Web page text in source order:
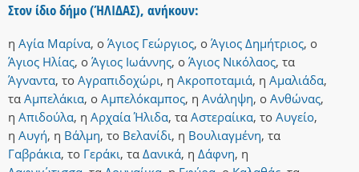
Στον ίδιο δήμο (ΉΛΙΔΑΣ), ανήκουν:
η Αγία Μαρίνα, ο Άγιος Γεώργιος, ο Άγιος Δημήτριος, ο
Άγιος Ηλίας, ο Άγιος Ιωάννης, ο Άγιος Νικόλαος, τα
Άγναντα, το Αγραπιδοχώρι, η Ακροποταμιά, η Αμαλιάδα,
τα Αμπελάκια, ο Αμπελόκαμπος, η Ανάληψη, ο Ανθώνας,
η Απιδούλα, η Αρχαία Ήλιδα, τα Αστεραίικα, το Αυγείο,
η Αυγή, η Βάλμη, το Βελανίδι, η Βουλιαγμένη, τα
Γαβράκια, το Γεράκι, τα Δανικά, η Δάφνη, η